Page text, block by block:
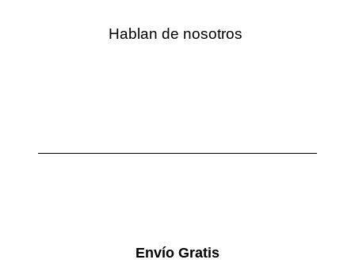
Hablan de nosotros
Envío Gratis